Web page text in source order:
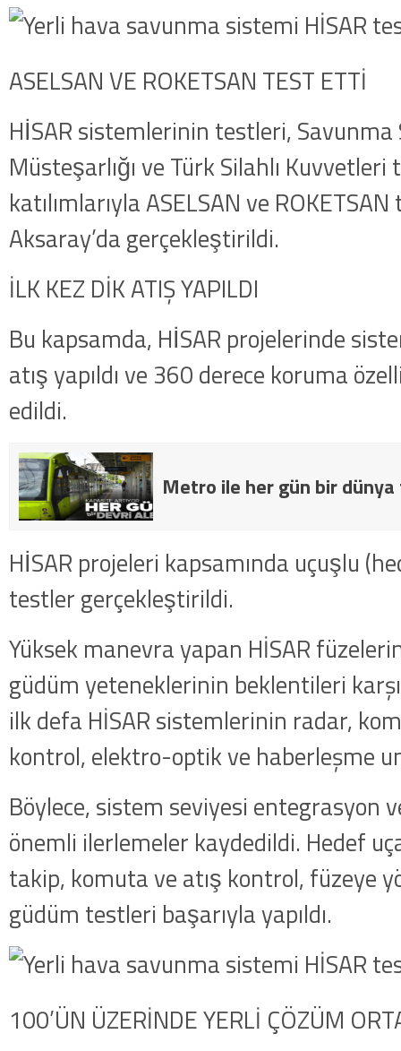
ASELSAN VE ROKETSAN TEST ETTİ
HİSAR sistemlerinin testleri, Savunma
Müsteşarlığı ve Türk Silahlı
katılımlarıyla ASELSAN ve
Aksaray’da gerçekleştirildi.
İLK KEZ DİK ATIŞ YAPILDI
Bu kapsamda, HİSAR projelerinde
atış yapıldı ve 360 derece koruma
edildi.
Metro ile her gün bir
HİSAR projeleri kapsamında uçuşlu
testler gerçekleştirildi.
Yüksek manevra yapan HİSAR
güdüm yeteneklerinin beklentileri
ilk defa HİSAR sistemlerinin radar,
kontrol, elektro-optik ve haberleşme
Böylece, sistem seviyesi entegrasyon
önemli ilerlemeler kaydedildi. Hedef
takip, komuta ve atış kontrol, füzeye
güdüm testleri başarıyla yapıldı.
100’ÜN ÜZERİNDE YERLİ ÇÖZÜM